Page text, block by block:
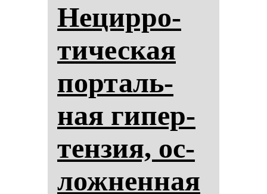
Не­цир­ро­
ти­чес­кая
пор­таль­
ная ги­пер­
тен­зия, ос­
лож­нен­ная